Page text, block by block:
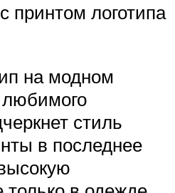
принтом логотипа
на модном
стиль
в последнее